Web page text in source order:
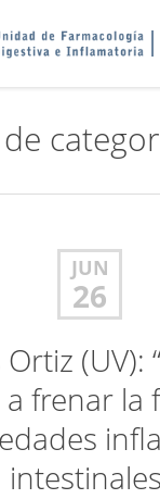
JUN
26
(UV):
frenar la